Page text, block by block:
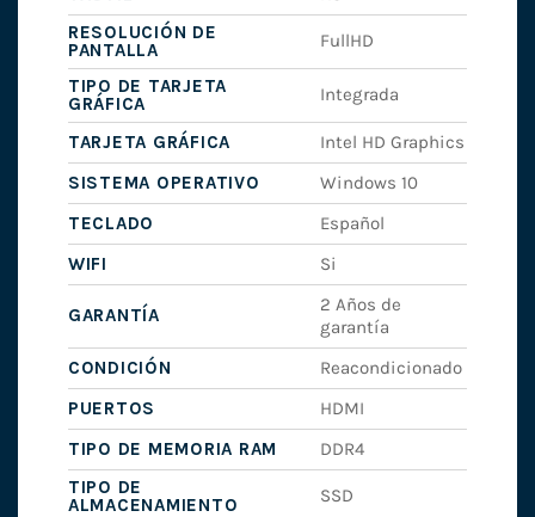
RESOLUCIÓN DE
PANTALLA
FullHD
TIPO DE TARJETA
GRÁFICA
Integrada
TARJETA GRÁFICA
Intel HD Graphics
SISTEMA OPERATIVO
Windows 10
TECLADO
Español
WIFI
Si
GARANTÍA
2 Años de
garantía
CONDICIÓN
Reacondicionado
PUERTOS
HDMI
TIPO DE MEMORIA RAM
DDR4
TIPO DE
ALMACENAMIENTO
SSD